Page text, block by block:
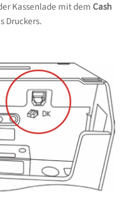
Kassenlade mit demCash
Druckers.